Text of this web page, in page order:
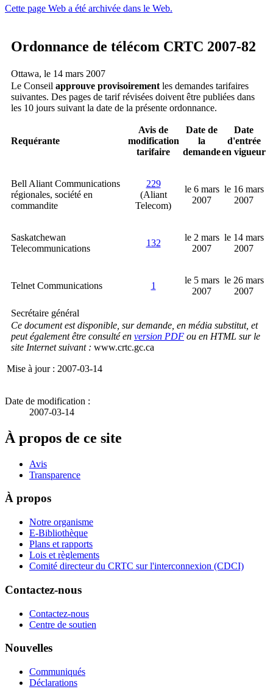
Cette page Web a été archivée dans le Web.
Ordonnance de télécom CRTC 2007-82
Ottawa, le 14 mars 2007
Le Conseil approuve provisoirement les demandes tarifaires
suivantes. Des pages de tarif révisées doivent être publiées dans
les 10 jours suivant la date de la présente ordonnance.
Requérante
Avis de
modification
tarifaire
Date de
la
demande
Date
d'entrée
en vigueur
Bell Aliant Communications
régionales, société en
commandite
229
(Aliant
Telecom)
le 6 mars
2007
le 16 mars
2007
Saskatchewan
Telecommunications
132
le 2 mars
2007
le 14 mars
2007
Telnet Communications 1
le 5 mars
2007
le 26 mars
2007
Secrétaire général
Ce document est disponible, sur demande, en média substitut, et
peut également être consulté en version PDF ou en HTML sur le
site Internet suivant : www.crtc.gc.ca
Mise à jour : 2007-03-14
Date de modification :
2007-03-14
À propos de ce site
Avis
Transparence
À propos
Notre organisme
E-Bibliothèque
Plans et rapports
Lois et règlements
Comité directeur du CRTC sur l'interconnexion (CDCI)
Contactez-nous
Contactez-nous
Centre de soutien
Nouvelles
Communiqués
Déclarations